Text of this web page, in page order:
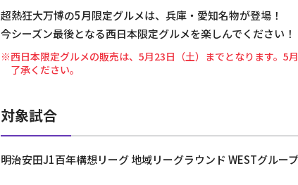
超熱狂大万博の5月限定グルメは、兵庫・愛知名物が登場！
今シーズン最後となる西日本限定グルメを楽しんでください！
※西日本限定グルメの販売は、5月23日（土）までとなります。5
了承ください。
対象試合
明治安田J1百年構想リーグ 地域リーグラウンド WESTグループ